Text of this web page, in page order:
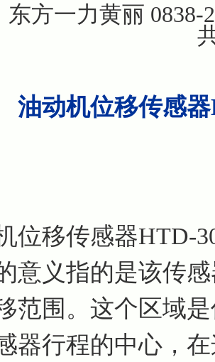
东方一力黄丽
油动机位移传感
位移传感器HTD-
意义指的是该传
范围。这个区域
器行程的中心，